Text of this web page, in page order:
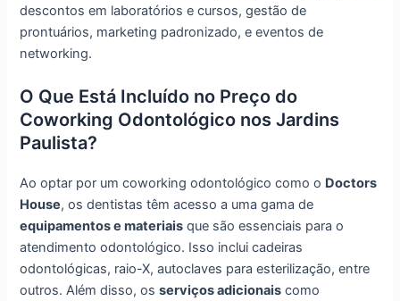
descontos em laboratórios e cursos, gestão de
prontuários, marketing padronizado, e eventos de
networking.
O Que Está Incluído no Preço do
Coworking Odontológico nos Jardins
Paulista?
Ao optar por um coworking odontológico como o Doctors
House, os dentistas têm acesso a uma gama de
equipamentos e materiais que são essenciais para o
atendimento odontológico. Isso inclui cadeiras
odontológicas, raio-X, autoclaves para esterilização, entre
outros. Além disso, osserviços adicionais como